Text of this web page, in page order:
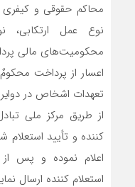
محاکم حقوقی و کیفری
نوع عمل ارتکابی،
محکومیت‌های مالی
اعسار از پرداخت
تعهدات اشخاص در
از طریق مرکز ملی
کننده و تأیید
اعلام نموده و پس از
استعلام کننده ارسال